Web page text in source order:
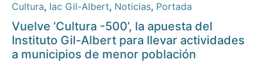
Cultura, Iac Gil-Albert, Noticias, Portada
Vuelve ‘Cultura -500’, la apuesta del
Instituto Gil-Albert para llevar actividades
a municipios de menor población